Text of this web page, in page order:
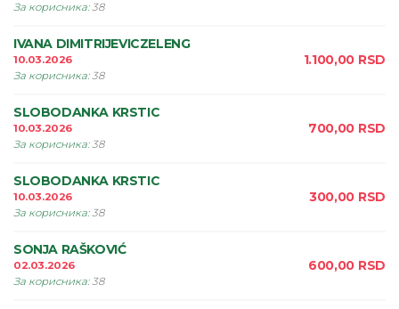
За корисника:38
IVANA DIMITRIJEVICZELENG
10.03.2026
За корисника:38
1.100,00 RSD
SLOBODANKA KRSTIC
10.03.2026
За корисника:38
700,00 RSD
SLOBODANKA KRSTIC
10.03.2026
За корисника:38
300,00 RSD
SONJA RAŠKOVIĆ
02.03.2026
За корисника:38
600,00 RSD